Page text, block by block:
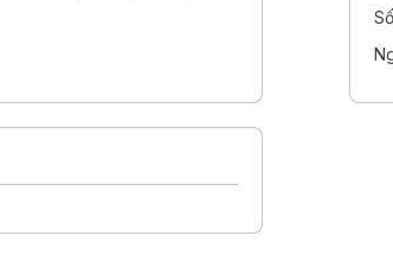
đợi tất cả.